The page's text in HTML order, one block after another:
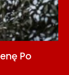
Media